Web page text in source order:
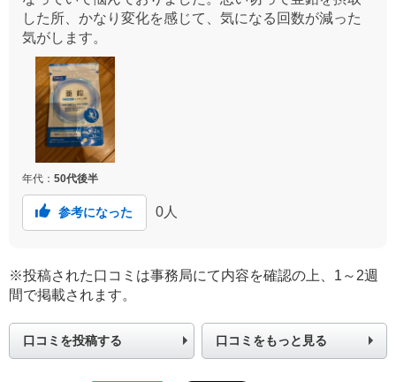
した所、かなり変化を感じて、気になる回数が減った
気がします。
年代： 50代後半
参考になった 0 人
※投稿された口コミは事務局にて内容を確認の上、1～2週
間で掲載されます。
口コミを投稿する 口コミをもっと見る